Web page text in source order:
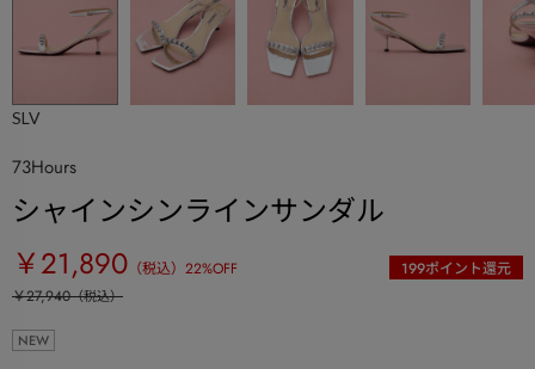
SLV
73Hours
シャインシンラインサンダル
￥21,890 （税込） 22%OFF 199ポイント還元
￥27,940（税込）
NEW